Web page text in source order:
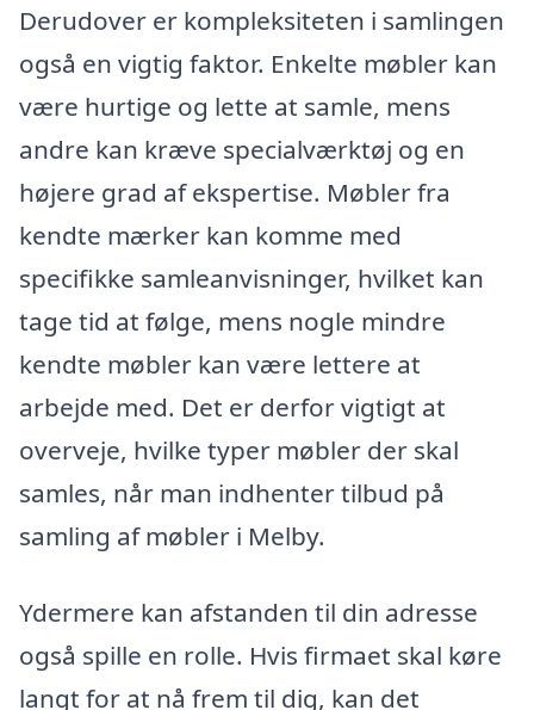
Derudover er kompleksiteten i samlingen
også en vigtig faktor. Enkelte møbler kan
være hurtige og lette at samle, mens
andre kan kræve specialværktøj og en
højere grad af ekspertise. Møbler fra
kendte mærker kan komme med
specifikke samleanvisninger, hvilket kan
tage tid at følge, mens nogle mindre
kendte møbler kan være lettere at
arbejde med. Det er derfor vigtigt at
overveje, hvilke typer møbler der skal
samles, når man indhenter tilbud på
samling af møbler i Melby.
Ydermere kan afstanden til din adresse
også spille en rolle. Hvis firmaet skal køre
langt for at nå frem til dig, kan det